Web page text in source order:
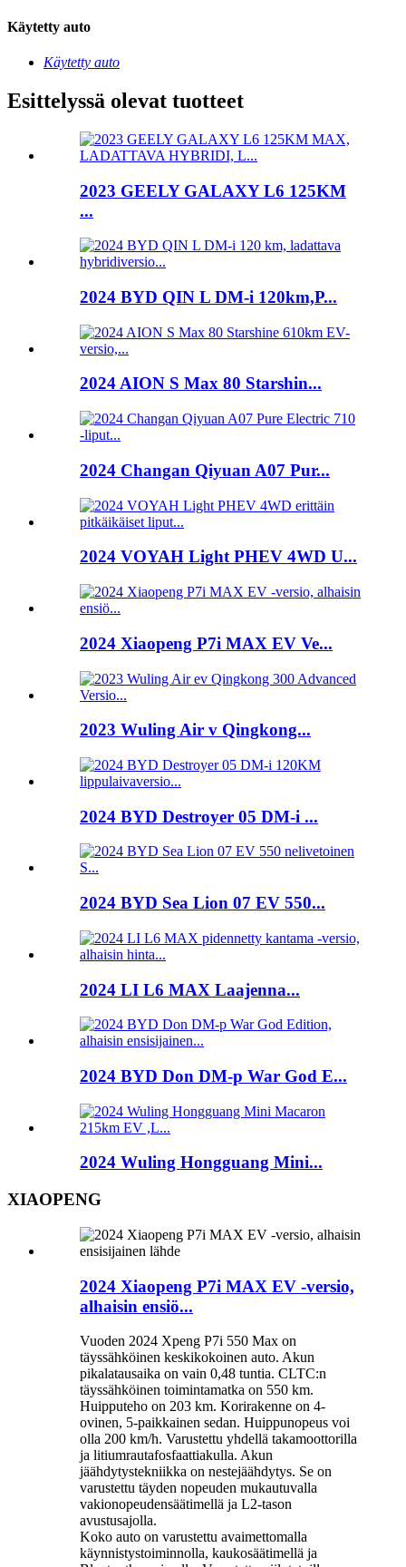
Käytetty auto
Käytetty auto
Esittelyssä olevat tuotteet
2023 GEELY GALAXY L6 125KM
...
2024 BYD QIN L DM-i 120km,P...
2024 AION S Max 80 Starshin...
2024 Changan Qiyuan A07 Pur...
2024 VOYAH Light PHEV 4WD U...
2024 Xiaopeng P7i MAX EV Ve...
2023 Wuling Air v Qingkong...
2024 BYD Destroyer 05 DM-i ...
2024 BYD Sea Lion 07 EV 550...
2024 LI L6 MAX Laajenna...
2024 BYD Don DM-p War God E...
2024 Wuling Hongguang Mini...
XIAOPENG
2024 Xiaopeng P7i MAX EV -versio,
alhaisin ensiö...
Vuoden 2024 Xpeng P7i 550 Max on
täyssähköinen keskikokoinen auto. Akun
pikalatausaika on vain 0,48 tuntia. CLTC:n
täyssähköinen toimintamatka on 550 km.
Huipputeho on 203 km. Korirakenne on 4-
ovinen, 5-paikkainen sedan. Huippunopeus voi
olla 200 km/h. Varustettu yhdellä takamoottorilla
ja litiumrautafosfaattiakulla. Akun
jäähdytystekniikka on nestejäähdytys. Se on
varustettu täyden nopeuden mukautuvalla
vakionopeudensäätimellä ja L2-tason
avustusajolla.
Koko auto on varustettu avaimettomalla
käynnistystoiminnolla, kaukosäätimellä ja